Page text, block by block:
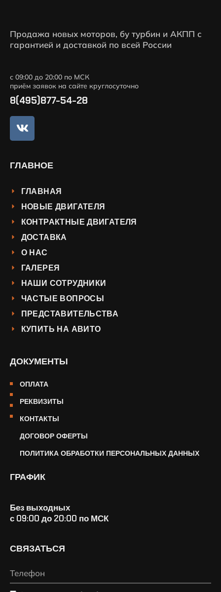
Продажа новых моторов, бу турбин и АКПП с
гарантией и доставкой по всей России
с 09:00 до 20:00 по МСК
приём заявок на сайте круглосуточно
8(495)877-54-28
ГЛАВНОЕ
ГЛАВНАЯ
НОВЫЕ ДВИГАТЕЛЯ
КОНТРАКТНЫЕ ДВИГАТЕЛЯ
ДОСТАВКА
О НАС
ГАЛЕРЕЯ
НАШИ СОТРУДНИКИ
ЧАСТЫЕ ВОПРОСЫ
ПРЕДСТАВИТЕЛЬСТВА
КУПИТЬ НА АВИТО
ДОКУМЕНТЫ
ОПЛАТА
РЕКВИЗИТЫ
КОНТАКТЫ
ДОГОВОР ОФЕРТЫ
ПОЛИТИКА ОБРАБОТКИ ПЕРСОНАЛЬНЫХ ДАННЫХ
ГРАФИК
Без выходных
с 09:00 до 20:00 по МСК
СВЯЗАТЬСЯ